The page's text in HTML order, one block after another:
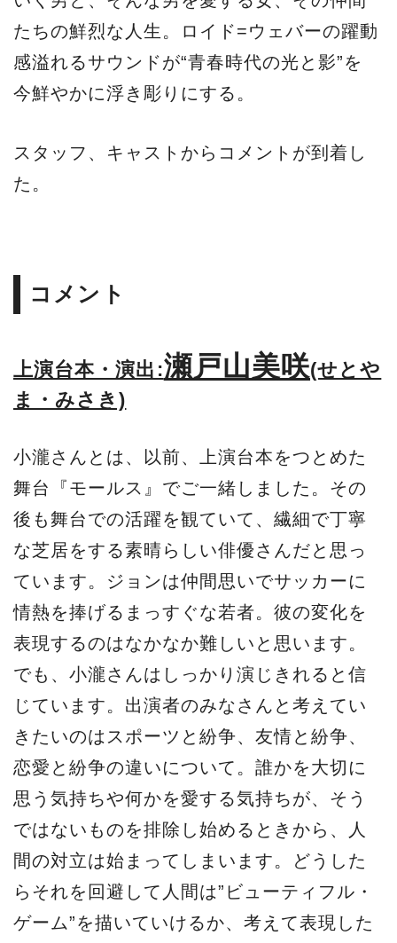
たちの鮮烈な人生。ロイド=ウェバーの躍動
感溢れるサウンドが“青春時代の光と影”を
今鮮やかに浮き彫りにする。
スタッフ、キャストからコメントが到着し
た。
コメント
上演台本・演出:瀬戸山美咲(せとや
ま・みさき)
小瀧さんとは、以前、上演台本をつとめた
舞台『モールス』でご一緒しました。その
後も舞台での活躍を観ていて、繊細で丁寧
な芝居をする素晴らしい俳優さんだと思っ
ています。ジョンは仲間思いでサッカーに
情熱を捧げるまっすぐな若者。彼の変化を
表現するのはなかなか難しいと思います。
でも、小瀧さんはしっかり演じきれると信
じています。出演者のみなさんと考えてい
きたいのはスポーツと紛争、友情と紛争、
恋愛と紛争の違いについて。誰かを大切に
思う気持ちや何かを愛する気持ちが、そう
ではないものを排除し始めるときから、人
間の対立は始まってしまいます。どうした
らそれを回避して人間は”ビューティフル・
ゲーム”を描いていけるか、考えて表現した